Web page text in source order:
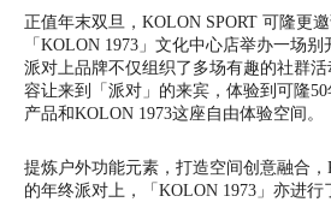
正值年末双旦，KOLON SPORT 可隆更
「KOLON 1973」文化中心店举办一场别
派对上品牌不仅组织了多场有趣的社群
容让来到「派对」的来宾，体验到可隆
产品和KOLON 1973这座自由体验空间。
提炼户外功能元素，打造空间创意融合，
的年终派对上，「KOLON 1973」亦进